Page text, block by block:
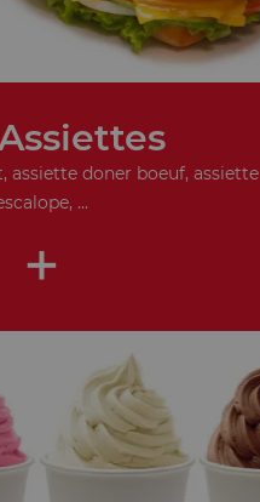
assiette doner boeuf, assiette
...
+